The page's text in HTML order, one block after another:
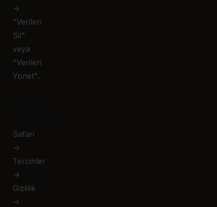
→
"Verileri
Sil"
veya
"Verileri
Yönet".
Safari
→
Tercihler
→
Gizlilik
→